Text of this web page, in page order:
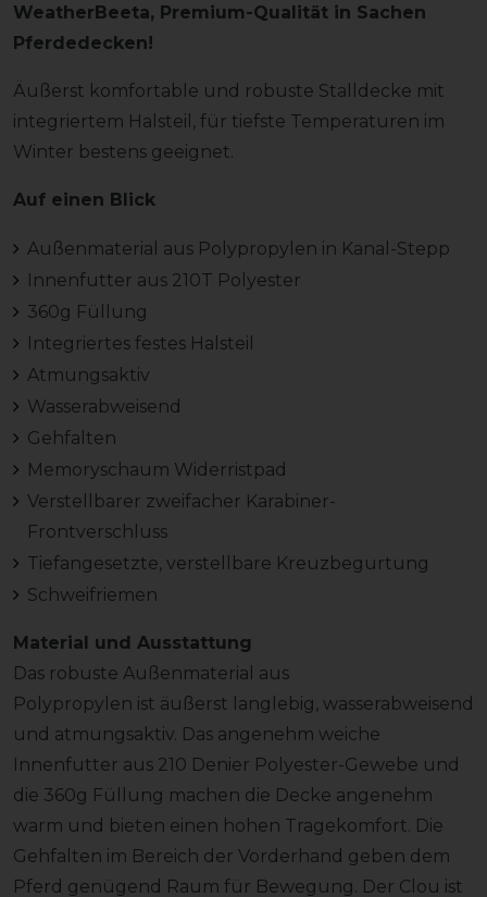
WeatherBeeta, Premium-Qualität in Sachen
Pferdedecken!
Äußerst komfortable und robuste Stalldecke mit
integriertem Halsteil, für tiefste Temperaturen im
Winter bestens geeignet.
Auf einen Blick
Außenmaterial aus Polypropylen in Kanal-Stepp
Innenfutter aus 210T Polyester
360g Füllung
Integriertes festes Halsteil
Atmungsaktiv
Wasserabweisend
Gehfalten
Memoryschaum Widerristpad
Verstellbarer zweifacher Karabiner-
Frontverschluss
Tiefangesetzte, verstellbare Kreuzbegurtung
Schweifriemen
Material und Ausstattung
Das robuste Außenmaterial aus
Polypropylen ist äußerst langlebig, wasserabweisend
und atmungsaktiv. Das angenehm weiche
Innenfutter aus 210 Denier Polyester-Gewebe und
die 360g Füllung machen die Decke angenehm
warm und bieten einen hohen Tragekomfort. Die
Gehfalten im Bereich der Vorderhand geben dem
Pferd genügend Raum für Bewegung. Der Clou ist